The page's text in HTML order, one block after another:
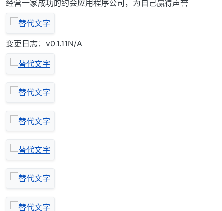
经营一家成功的约会应用程序公司，为自己赢得声誉
变更日志：v0.1.11N/A